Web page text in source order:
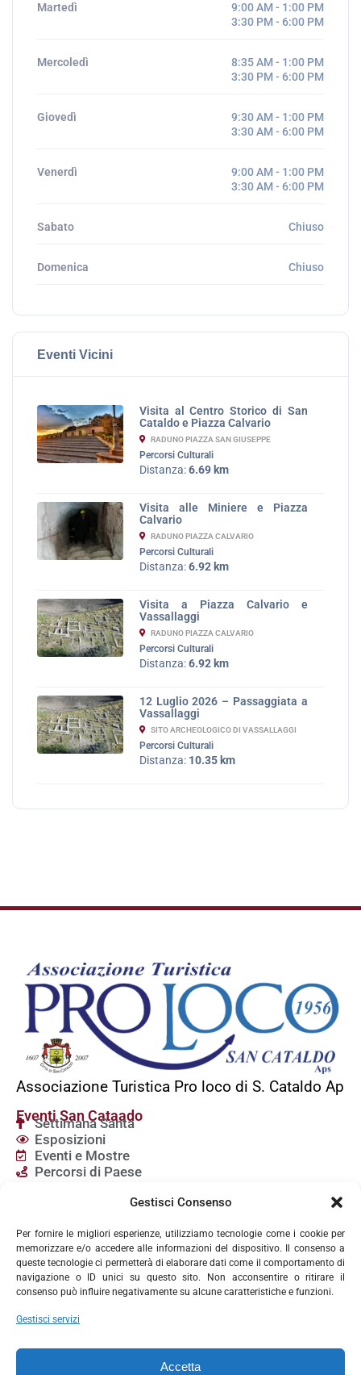
Gestisci Consenso
Per fornire le migliori esperienze, utilizziamo tecnologie come i cookie per
memorizzare e/o accedere alle informazioni del dispositivo. Il consenso a
queste tecnologie ci permetterà di elaborare dati come il comportamento di
navigazione o ID unici su questo sito. Non acconsentire o ritirare il
consenso può influire negativamente su alcune caratteristiche e funzioni.
Gestisci servizi
Accetta
Martedì
9:00 AM - 1:00 PM
3:30 PM - 6:00 PM
Mercoledì
8:35 AM - 1:00 PM
3:30 PM - 6:00 PM
Giovedì
9:30 AM - 1:00 PM
3:30 AM - 6:00 PM
Venerdì
9:00 AM - 1:00 PM
3:30 AM - 6:00 PM
Sabato Chiuso
Domenica Chiuso
Eventi Vicini
Visita al Centro Storico di San
Cataldo e Piazza Calvario
RADUNO PIAZZA SAN GIUSEPPE
Percorsi Culturali
Distanza:6.69 km
Visita alle Miniere e Piazza
Calvario
RADUNO PIAZZA CALVARIO
Percorsi Culturali
Distanza:6.92 km
Visita a Piazza Calvario e
Vassallaggi
RADUNO PIAZZA CALVARIO
Percorsi Culturali
Distanza:6.92 km
12 Luglio 2026 – Passaggiata a
Vassallaggi
SITO ARCHEOLOGICO DI VASSALLAGGI
Percorsi Culturali
Distanza: 10.35 km
Associazione Turistica Pro loco di S. Cataldo Ap
Eventi San Cataado
Settimana Santa
Esposizioni
Eventi e Mostre
Percorsi di Paese
Chiese a San Cataldo
Dove Dormire
Attività Commerciali
Contatti
Via Belvedere, 1 9301
San Cataldo (CL)
prolocosancataldo2017@gmail.com